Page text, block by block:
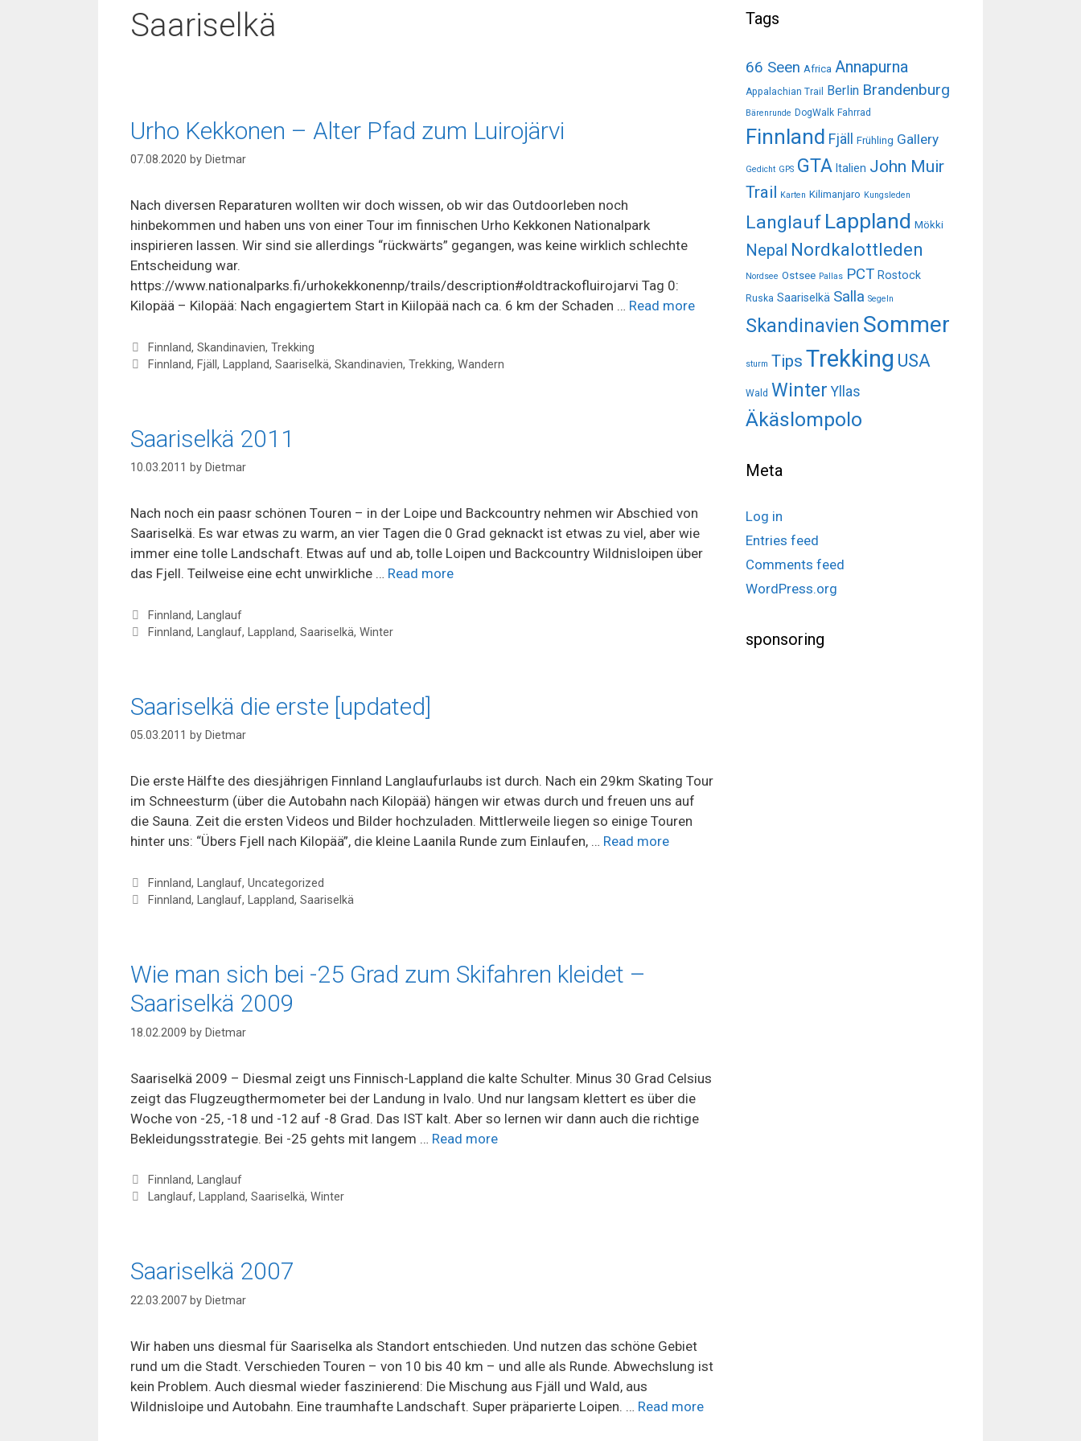
Saariselkä
Urho Kekkonen – Alter Pfad zum Luirojärvi
07.08.2020 by Dietmar
Nach diversen Reparaturen wollten wir doch wissen, ob wir das Outdoorleben noch
hinbekommen und haben uns von einer Tour im finnischen Urho Kekkonen Nationalpark
inspirieren lassen. Wir sind sie allerdings “rückwärts” gegangen, was keine wirklich schlechte
Entscheidung war.
https://www.nationalparks.fi/urhokekkonennp/trails/description#oldtrackofluirojarvi Tag 0:
Kilopää – Kilopää: Nach engagiertem Start in Kiilopää nach ca. 6 km der Schaden … Read more
Categories
Finnland, Skandinavien, Trekking
Tags
Finnland, Fjäll , Lappland, Saariselkä, Skandinavien, Trekking, Wandern
Saariselkä 2011
10.03.2011 by Dietmar
Nach noch ein paasr schönen Touren – in der Loipe und Backcountry nehmen wir Abschied von
Saariselkä. Es war etwas zu warm, an vier Tagen die 0 Grad geknackt ist etwas zu viel, aber wie
immer eine tolle Landschaft. Etwas auf und ab, tolle Loipen und Backcountry Wildnisloipen über
das Fjell. Teilweise eine echt unwirkliche … Read more
Categories
Finnland, Langlauf
Tags
Finnland, Langlauf, Lappland, Saariselkä, Winter
Saariselkä die erste [updated]
05.03.2011 by Dietmar
Die erste Hälfte des diesjährigen Finnland Langlaufurlaubs ist durch. Nach ein 29km Skating Tour
im Schneesturm (über die Autobahn nach Kilopää) hängen wir etwas durch und freuen uns auf
die Sauna. Zeit die ersten Videos und Bilder hochzuladen. Mittlerweile liegen so einige Touren
hinter uns: “Übers Fjell nach Kilopää”, die kleine Laanila Runde zum Einlaufen, … Read more
Categories
Finnland, Langlauf, Uncategorized
Tags
Finnland, Langlauf, Lappland, Saariselkä
Wie man sich bei -25 Grad zum Skifahren kleidet –
Saariselkä 2009
18.02.2009 by Dietmar
Saariselkä 2009 – Diesmal zeigt uns Finnisch-Lappland die kalte Schulter. Minus 30 Grad Celsius
zeigt das Flugzeugthermometer bei der Landung in Ivalo. Und nur langsam klettert es über die
Woche von -25, -18 und -12 auf -8 Grad. Das IST kalt. Aber so lernen wir dann auch die richtige
Bekleidungsstrategie. Bei -25 gehts mit langem … Read more
Categories
Finnland, Langlauf
Tags
Langlauf, Lappland, Saariselkä, Winter
Saariselkä 2007
22.03.2007 by Dietmar
Wir haben uns diesmal für Saariselka als Standort entschieden. Und nutzen das schöne Gebiet
rund um die Stadt. Verschieden Touren – von 10 bis 40 km – und alle als Runde. Abwechslung ist
kein Problem. Auch diesmal wieder faszinierend: Die Mischung aus Fjäll und Wald, aus
Wildnisloipe und Autobahn. Eine traumhafte Landschaft. Super präparierte Loipen. … Read more
Tags
66 Seen Africa Annapurna
Appalachian Trail Berlin Brandenburg
Bärenrunde DogWalk Fahrrad
Finnland Fjäll Frühling Gallery
Gedicht GPS GTA Italien John Muir
Trail Karten Kilimanjaro Kungsleden
Langlauf Lappland Mökki
Nepal Nordkalottleden
Nordsee Ostsee Pallas PCT Rostock
Ruska Saariselkä Salla Segeln
Skandinavien Sommer
sturm Tips Trekking USA
Wald Winter Yllas
Äkäslompolo
Meta
Log in
Entries feed
Comments feed
WordPress.org
sponsoring